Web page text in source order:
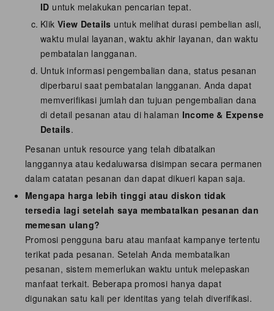
ID untuk melakukan pencarian tepat.
Klik View Details untuk melihat durasi pembelian asli,
waktu mulai layanan, waktu akhir layanan, dan waktu
pembatalan langganan.
Untuk informasi pengembalian dana, status pesanan
diperbarui saat pembatalan langganan. Anda dapat
memverifikasi jumlah dan tujuan pengembalian dana
di detail pesanan atau di halaman Income & Expense
Details.
Pesanan untuk resource yang telah dibatalkan
langgannya atau kedaluwarsa disimpan secara permanen
dalam catatan pesanan dan dapat dikueri kapan saja.
Mengapa harga lebih tinggi atau diskon tidak
tersedia lagi setelah saya membatalkan pesanan dan
memesan ulang?
Promosi pengguna baru atau manfaat kampanye tertentu
terikat pada pesanan. Setelah Anda membatalkan
pesanan, sistem memerlukan waktu untuk melepaskan
manfaat terkait. Beberapa promosi hanya dapat
digunakan satu kali per identitas yang telah diverifikasi.